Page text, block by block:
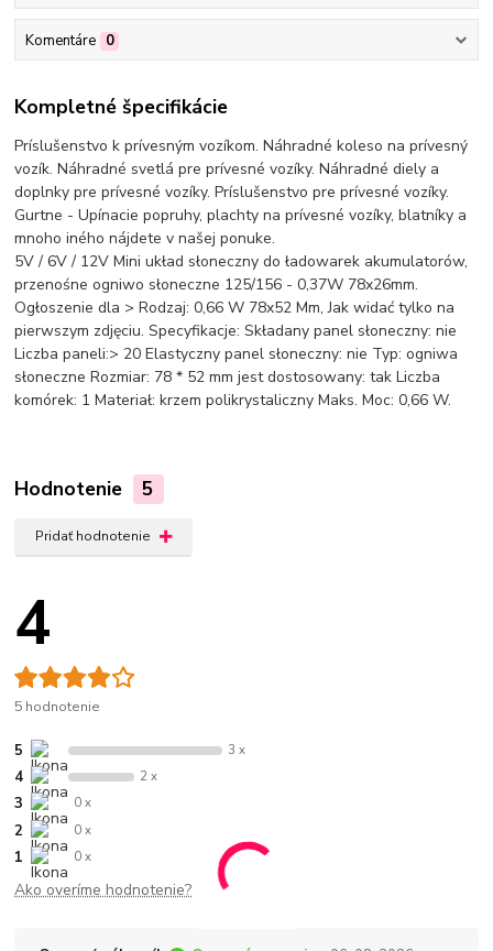
Komentáre 0
Kompletné špecifikácie
Príslušenstvo k prívesným vozíkom. Náhradné koleso na prívesný
vozík. Náhradné svetlá pre prívesné vozíky. Náhradné diely a
doplnky pre prívesné vozíky. Príslušenstvo pre prívesné vozíky.
Gurtne - Upínacie popruhy, plachty na prívesné vozíky, blatníky a
mnoho iného nájdete v našej ponuke.
5V / 6V / 12V Mini układ słoneczny do ładowarek akumulatorów,
przenośne ogniwo słoneczne 125/156 - 0,37W 78x26mm.
Ogłoszenie dla > Rodzaj: 0,66 W 78x52 Mm, Jak widać tylko na
pierwszym zdjęciu. Specyfikacje: Składany panel słoneczny: nie
Liczba paneli:> 20 Elastyczny panel słoneczny: nie Typ: ogniwa
słoneczne Rozmiar: 78 * 52 mm jest dostosowany: tak Liczba
komórek: 1 Materiał: krzem polikrystaliczny Maks. Moc: 0,66 W.
Hodnotenie 5
Pridať hodnotenie
4
5 hodnotenie
5 3 x
4 2 x
3 0 x
2 0 x
1 0 x
Ako overíme hodnotenie?